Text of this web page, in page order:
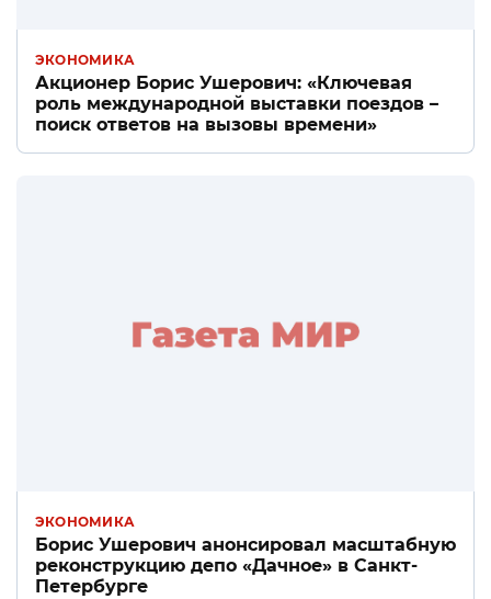
ЭКОНОМИКА
Акционер Борис Ушерович: «Ключевая
роль международной выставки поездов –
поиск ответов на вызовы времени»
ЭКОНОМИКА
Борис Ушерович анонсировал масштабную
реконструкцию депо «Дачное» в Санкт-
Петербурге